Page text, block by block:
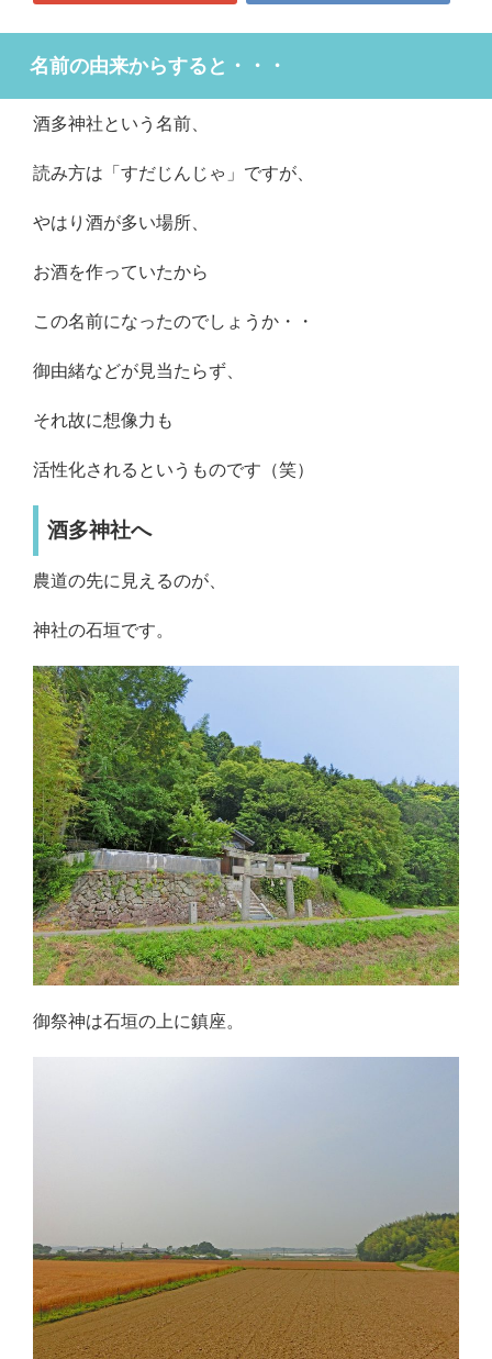
名前の由来からすると・・・
酒多神社という名前、
読み方は「すだじんじゃ」ですが、
やはり酒が多い場所、
お酒を作っていたから
この名前になったのでしょうか・・
御由緒などが見当たらず、
それ故に想像力も
活性化されるというものです（笑）
酒多神社へ
農道の先に見えるのが、
神社の石垣です。
御祭神は石垣の上に鎮座。